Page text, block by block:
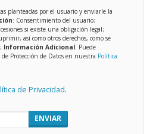
planteadas por el usuario y enviarle la
: Consentimiento del usuario;
si existe una obligación legal;
así como otros derechos, como se
Información Adicional: Puede
Protección de Datos en nuestra Política
de Privacidad.
ENVIAR